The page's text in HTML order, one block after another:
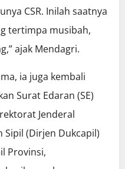
CSR. Inilah saatnya
tertimpa musibah,
ajak Mendagri.
ia juga kembali
Surat Edaran (SE)
Jenderal
Sipil (Dirjen Dukcapil)
Provinsi,